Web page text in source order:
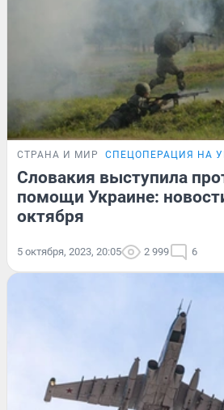
СТРАНА И МИР СПЕЦОПЕРАЦИЯ НА
Словакия выступила
помощи Украине:
октября
5 октября, 2023, 20:05 2 999 6